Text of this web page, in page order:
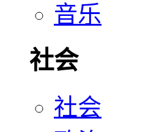
音乐
社会
社会